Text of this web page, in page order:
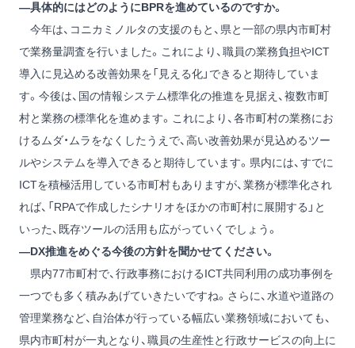
―具体的にはどのようにBPRを進めているのですか。
今年は、コニカミノルタの支援のもと、県と一部の県内市町村
で業務量調査を行いました。これにより、職員の業務負担やICT
導入に見込める改善効果を「見える化」できると期待していま
す。今後は、国の情報システム標準化の推進を見据え、複数市町
村と業務の標準化を進めます。これにより、各市町村の業務にお
けるムダ・ムラをなくしたうえで、高い改善効果が見込めるツー
ルやシステムを導入できると期待しています。県内には、すでに
ICTを積極活用している市町村もありますが、業務が標準化され
れば、「RPAで作成したシナリオをほかの市町村に展開する」と
いった、既存ツールの活用も広がっていくでしょう。
―DX推進をめぐる今後の方針を聞かせてください。
県内77市町村で、行政事務におけるICT共同利用の成功事例を
一つでも多く積みあげていきたいですね。さらに、水道や道路の
管理業務など、自治体が行っている幅広い業務領域においても、
県内市町村が一丸となり、職員の生産性と行政サービスの向上に